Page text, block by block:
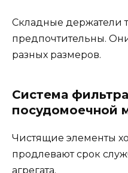
Складные держатели
предпочтительны.
разных размеров.
Система
посудомоечной
Чистящие элементы
продлевают срок
агрегата.